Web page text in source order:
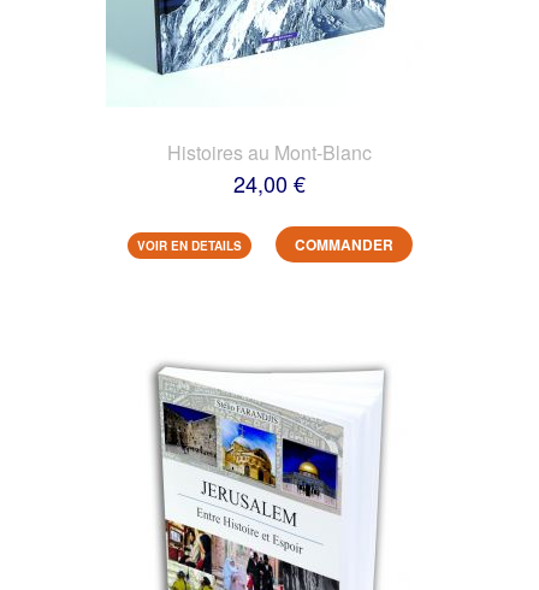
Histoires au Mont-Blanc
24,00 €
VOIR EN DETAILS COMMANDER